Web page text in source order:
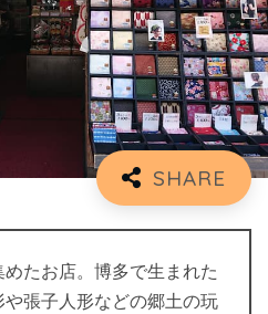
たお店。博多で生まれた
張子人形などの郷土の玩